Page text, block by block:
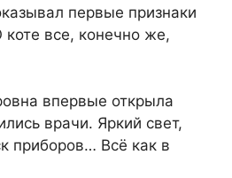
первые признаки
все, конечно же,
впервые открыла
врачи. Яркий свет,
приборов… Всё как в